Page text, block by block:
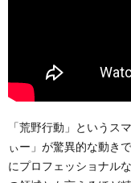
「荒野行動」というス
ぃー」が驚異的な動き
にプロフェッショナル